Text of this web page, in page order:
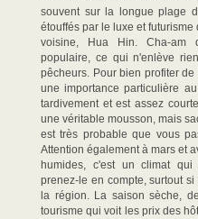
souvent sur la longue plage
étouffés par le luxe et
voisine, Hua Hin. Cha-am
populaire, ce qui n'enlève
pêcheurs. Pour bien profiter
une importance particulière
tardivement et est assez
une véritable mousson, mais
est très probable que vous
Attention également à mars et
humides, c'est un climat
prenez-le en compte, surtout
la région. La saison sèche,
tourisme qui voit les prix des